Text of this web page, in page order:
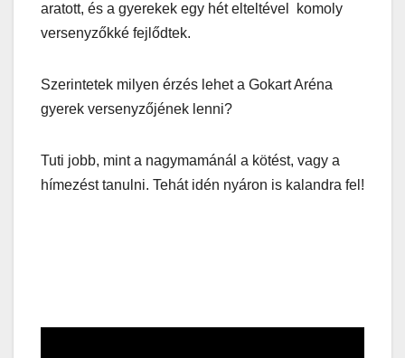
aratott, és a gyerekek egy hét elteltével komoly
versenyzőkké fejlődtek.
Szerintetek milyen érzés lehet a Gokart Aréna
gyerek versenyzőjének lenni?
Tuti jobb, mint a nagymamánál a kötést, vagy a
hímezést tanulni. Tehát idén nyáron is kalandra fel!